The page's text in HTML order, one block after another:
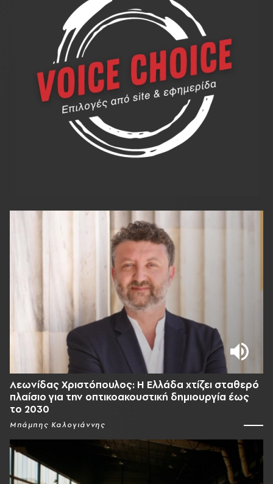
Λεωνίδας Χριστόπουλος: Η Ελλάδα χτίζει σταθερό
πλαίσιο για την οπτικοακουστική δημιουργία έως
το 2030
Μπάμπης Καλογιάννης